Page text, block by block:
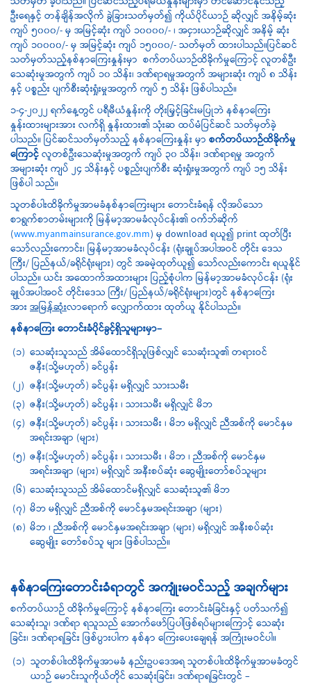
ဦးရေနှင့် တန်ချိန်အလိုက် ခွဲခြားသတ်မှတ်၍ ကိုယ်ပိုင်ယာဉ် ဆိုလျှင် အနိမ့်ဆုံး
ကျပ် ၅၀၀၀/- မှ အမြင့်ဆုံး ကျပ် ၁၀၀၀၀/- ၊ အငှားယာဉ်ဆိုလျှင် အနိမ့် ဆုံး
ကျပ် ၁၀၀၀၀/- မှ အမြင့်ဆုံး ကျပ် ၁၅၀၀၀/- သတ်မှတ် ထားပါသည်။ပြင်ဆင်
သတ်မှတ်သည့်နစ်နာကြေးနှုန်းမှာ စက်တပ်ယာဉ်ထိခိုက်မှုကြောင့် လူတစ်ဦး
သေဆုံးမှုအတွက် ကျပ် ၁၀ သိန်း၊ ဒဏ်ရာရမှုအတွက် အများဆုံး ကျပ် ၈ သိန်း
နှင့် ပစ္စည်း ပျက်စီးဆုံးရှုံးမှုအတွက် ကျပ် ၅ သိန်း ဖြစ်ပါသည်။
၁-၄-၂၀၂၂ ရက်နေ့တွင် ပရီမီယံနှုန်းကို တိုးမြှင့်ခြင်းမပြုဘဲ နစ်နာကြေး
နှုန်းထားများအား လက်ရှိ နှုန်းထား၏ သုံးဆ ထပ်မံပြင်ဆင် သတ်မှတ်ခဲ့
ပါသည်။ ပြင်ဆင်သတ်မှတ်သည့် နစ်နာကြေးနှုန်း မှာ စက်တပ်ယာဉ်ထိခိုက်မှု
ကြောင့်လူတစ်ဦးသေဆုံးမှုအတွက် ကျပ် ၃၀ သိန်း၊ ဒဏ်ရာရမှု အတွက်
အများဆုံး ကျပ် ၂၄ သိန်းနှင့် ပစ္စည်းပျက်စီး ဆုံးရှုံးမှုအတွက် ကျပ် ၁၅ သိန်း
ဖြစ်ပါ သည်။
သူတစ်ပါးထိခိုက်မှုအာမခံနစ်နာကြေးများ တောင်းခံရန် လိုအပ်သော
စာရွက်စာတမ်းများကို မြန်မာ့အာမခံလုပ်ငန်း၏ ဝက်ဘ်ဆိုက်
(www.myanmainsurance.gov.mm) မှ download ရယူ၍ print ထုတ်ပြီး
သော်လည်းကောင်း၊ မြန်မာ့အာမခံလုပ်ငန်း (ရုံးချုပ်အပါအဝင် တိုင်း ဒေသ
ကြီး/ ပြည်နယ်/ခရိုင်ရုံးများ) တွင် အခမဲ့ထုတ်ယူ၍ သော်လည်းကောင်း ရယူနိုင်
ပါသည်။ ယင်း အထောက်အထားများ ပြည့်စုံပါက မြန်မာ့အာမခံလုပ်ငန်း (ရုံး
ချုပ်အပါအဝင် တိုင်းဒေသ ကြီး/ ပြည်နယ်/ခရိုင်ရုံးများ)တွင် နစ်နာကြေး
အား အမြန်ဆုံးလာရောက် လျှောက်ထား ထုတ်ယူ နိုင်ပါသည်။
နစ်နာကြေး တောင်းခံပိုင်ခွင့်ရှိသူများမှာ−
(၁) သေဆုံးသူသည် အိမ်ထောင်ရှိသူဖြစ်လျှင် သေဆုံးသူ၏ တရားဝင်
ဇနီး(သို့မဟုတ်) ခင်ပွန်း
(၂) ဇနီး(သို့မဟုတ်) ခင်ပွန်း မရှိလျှင် သားသမီး
(၃) ဇနီး(သို့မဟုတ်) ခင်ပွန်း ၊ သားသမီး မရှိလျှင် မိဘ
(၄) ဇနီး(သို့မဟုတ်) ခင်ပွန်း ၊ သားသမီး ၊ မိဘ မရှိလျှင် ညီအစ်ကို မောင်နှမ
အရင်းအချာ (များ)
(၅) ဇနီး(သို့မဟုတ်) ခင်ပွန်း ၊ သားသမီး ၊ မိဘ ၊ ညီအစ်ကို မောင်နှမ
အရင်းအချာ (များ) မရှိလျှင် အနီးစပ်ဆုံး ဆွေမျိုးတော်စပ်သူများ
(၆) သေဆုံးသူသည် အိမ်ထောင်မရှိလျှင် သေဆုံးသူ၏ မိဘ
(၇) မိဘ မရှိလျှင် ညီအစ်ကို မောင်နှမအရင်းအချာ (များ)
(၈) မိဘ ၊ ညီအစ်ကို မောင်နှမအရင်းအချာ (များ) မရှိလျှင် အနီးစပ်ဆုံး
ဆွေမျိုး တော်စပ်သူ များ ဖြစ်ပါသည်။
နစ်နာကြေးတောင်းခံရာတွင် အကျုံးမဝင်သည့် အချက်များ
စက်တပ်ယာဉ် ထိခိုက်မှုကြောင့် နစ်နာကြေး တောင်းခံခြင်းနှင့် ပတ်သက်၍
သေဆုံးသူ၊ ဒဏ်ရာ ရသူသည် အောက်ဖော်ပြပါဖြစ်ရပ်များကြောင့် သေဆုံး
ခြင်း၊ ဒဏ်ရာရခြင်း ဖြစ်ပွားပါက နစ်နာ ကြေးပေးချေရန် အကြုံးမဝင်ပါ။
(၁) သူတစ်ပါးထိခိုက်မှုအာမခံ နည်းဥပဒေအရ သူတစ်ပါးထိခိုက်မှုအာမခံတွင်
ယာဉ် မောင်းသူကိုယ်တိုင် သေဆုံးခြင်း၊ ဒဏ်ရာရခြင်းတွင် –